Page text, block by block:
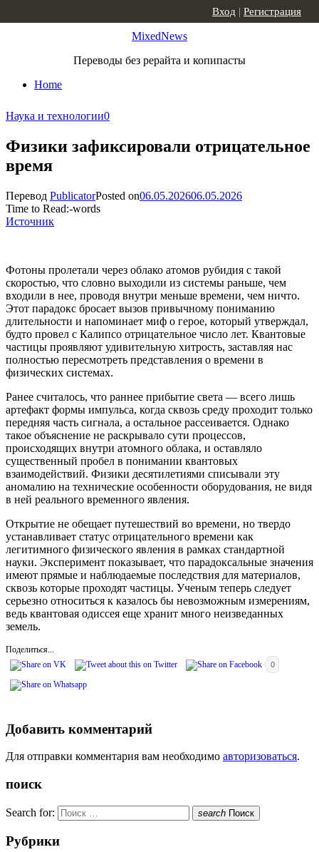
MixedNews
Переводы без рерайта и копипасты
Home
Вход | Регистрация
Наука и технологии0
Физики зафиксировали отрицательное
время
Перевод PublicatorPosted on06.05.202606.05.2026
Time to Read:-words
Источник
Фотоны пролетали через облако атомов рубидия с такой
скоростью, что словно выходили из системы раньше, чем
входили в нее, проводя внутри меньше времени, чем ничто.
Этот парадокс бросает вызов привычному пониманию
длительности и напоминает миф о герое, который утверждал,
будто провел с Калипсо отрицательное число лет. Квантовые
частицы проявляют удивительную хитрость, заставляя нас
полностью пересмотреть представления о времени в
физических системах.
Ранее считалось, что раннее прибытие света — всего лишь
артефакт формы импульса, когда сквозь среду проходит только
передняя часть сигнала, а остальное рассеивается. Однако
такое объяснение не раскрывало сути процессов,
происходящих внутри атомного облака, и оставляло
существенный пробел в понимании квантовых
взаимодействий. Физики десятилетиями списывали эту
аномалию на технические особенности оборудования, не видя
в ней реального временного явления.
Открытие не обещает путешествий во времени, но твердо
устанавливает статус отрицательного времени как
легитимного физического явления в рамках стандартной
науки. Эксперимент показывает, что парадоксальные значения
имеют прямые и наблюдаемые последствия для материалов,
сквозь которые проходят частицы. Ученым теперь следует
серьезно относиться к казалось бы невозможным измерениям,
ведь квантовая одиссея еще хранит много неизведанных
земель.
Поделиться...
0
Добавить комментарий
Для отправки комментария вам необходимо авторизоваться.
поиск
Search for: search Поиск
Рубрики